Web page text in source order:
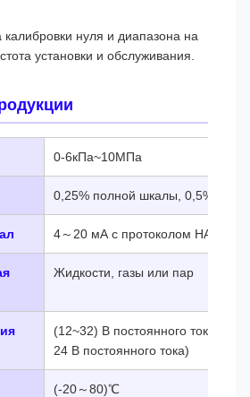
нуля и диапазона на
установки и обслуживания.
0-6кПа~10МПа
0,25% полной шкалы, 0,5%
4～20 мА с протоколом HART,
Жидкости, газы или пар
(12~32) В постоянного тока
24 В постоянного тока)
(-20～80)℃